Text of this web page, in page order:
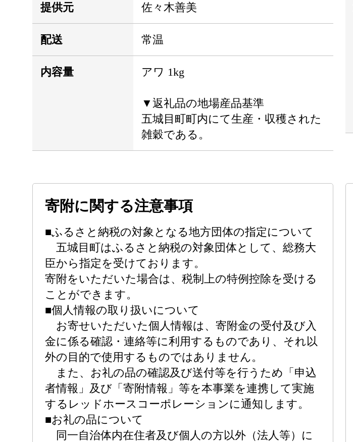
提供元 佐々木善美
配送 常温
内容量 アワ 1kg
▼返礼品の地場産品基準
五城目町町内にて生産・収穫された
雑穀である。
寄附に関する注意事項
■ふるさと納税の対象となる地方団体の指定について
五城目町はふるさと納税の対象団体として、総務大
臣から指定を受けております。
寄附をいただいた場合は、税制上の特例控除を受ける
ことができます。
■個人情報の取り扱いについて
お寄せいただいた個人情報は、寄附金の受付及び入
金に係る確認・連絡等に利用するものであり、それ以
外の目的で使用するものではありません。
また、お礼の品の確認及び送付等を行うため「申込
者情報」及び「寄附情報」等を本事業を連携して実施
するレッドホースコーポレーションに通知します。
■お礼の品について
同一自治体内在住者及び個人の方以外（法人等）に